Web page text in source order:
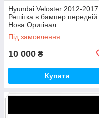
Hyundai Veloster 2012-2017
Решітка в бампер передній
Нова Оригінал
Під замовлення
10 000 ₴
Купити